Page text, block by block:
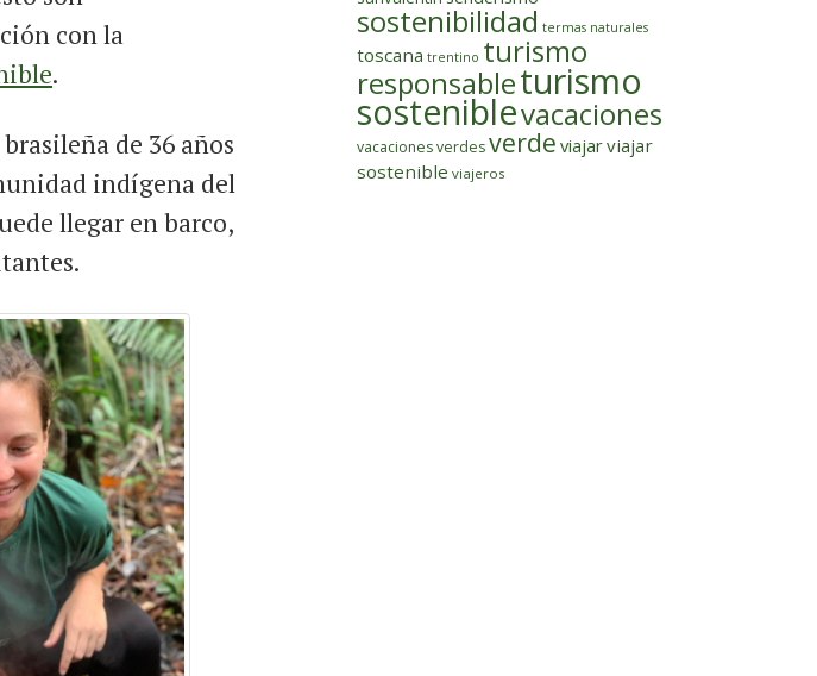
con la
.
de 36 años
indígena del
llegar en barco,
sostenibilidad termas naturales
toscana trentino turismo
responsableturismo
sosteniblevacaciones
vacaciones verdesverde viajarviajar
sostenible viajeros